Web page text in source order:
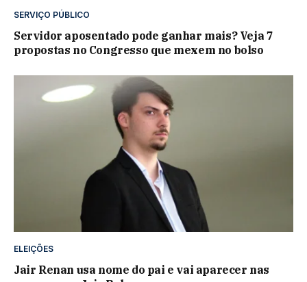
SERVIÇO PÚBLICO
Servidor aposentado pode ganhar mais? Veja 7
propostas no Congresso que mexem no bolso
ELEIÇÕES
Jair Renan usa nome do pai e vai aparecer nas